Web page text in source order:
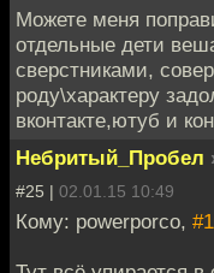
Можете меня
отдельные дети
сверстниками,
роду\характеру
вконтакте,ютуб и
Небритый_Пробел
#25 | 02.01.15 10:49
Кому: powerporco,